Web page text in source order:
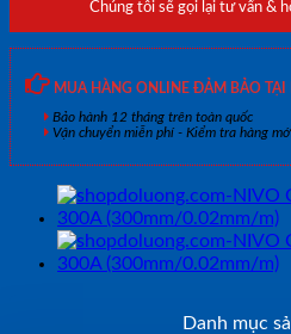
Chúng tôi sẽ gọi lại tư vấn &
MUA HÀNG ONLINE ĐẢM BẢO TẠI
Bảo hành 12 tháng trên toàn quốc
Vận chuyển miễn phí - Kiểm tra hàng
Danh mục